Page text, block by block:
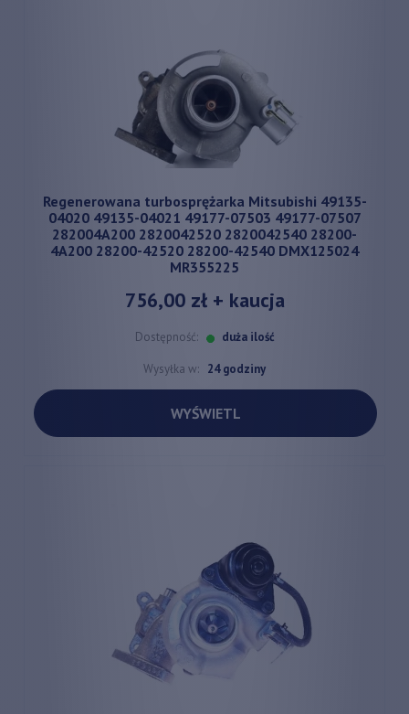
Regenerowana turbosprężarka Mitsubishi 49135-
04020 49135-04021 49177-07503 49177-07507
282004A200 2820042520 2820042540 28200-
4A200 28200-42520 28200-42540 DMX125024
MR355225
756,00 zł+ kaucja
Dostępność: duża ilość
Wysyłka w: 24 godziny
WYŚWIETL